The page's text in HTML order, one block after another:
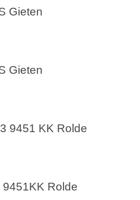
Gieten
Gieten
9451 KK Rolde
Rolde